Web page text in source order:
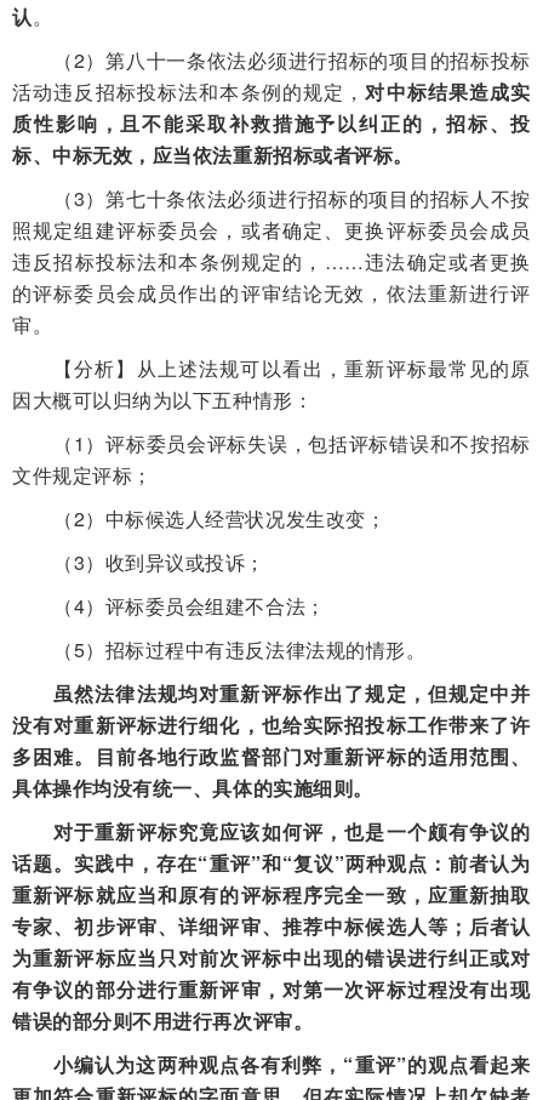
认。
（2）第八十一条依法必须进行招标的项目的招标投标
活动违反招标投标法和本条例的规定，对中标结果造成实
质性影响，且不能采取补救措施予以纠正的，招标、投
标、中标无效，应当依法重新招标或者评标。
（3）第七十条依法必须进行招标的项目的招标人不按
照规定组建评标委员会，或者确定、更换评标委员会成员
违反招标投标法和本条例规定的，……违法确定或者更换
的评标委员会成员作出的评审结论无效，依法重新进行评
审。
【分析】从上述法规可以看出，重新评标最常见的原
因大概可以归纳为以下五种情形：
（1）评标委员会评标失误，包括评标错误和不按招标
文件规定评标；
（2）中标候选人经营状况发生改变；
（3）收到异议或投诉；
（4）评标委员会组建不合法；
（5）招标过程中有违反法律法规的情形。
虽然法律法规均对重新评标作出了规定，但规定中并
没有对重新评标进行细化，也给实际招投标工作带来了许
多困难。目前各地行政监督部门对重新评标的适用范围、
具体操作均没有统一、具体的实施细则。
对于重新评标究竟应该如何评，也是一个颇有争议的
话题。实践中，存在“重评”和“复议”两种观点：前者认为
重新评标就应当和原有的评标程序完全一致，应重新抽取
专家、初步评审、详细评审、推荐中标候选人等；后者认
为重新评标应当只对前次评标中出现的错误进行纠正或对
有争议的部分进行重新评审，对第一次评标过程没有出现
错误的部分则不用进行再次评审。
小编认为这两种观点各有利弊，“重评”的观点看起来